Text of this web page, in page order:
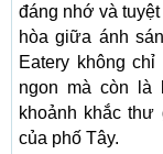
đáng nhớ và
hòa giữa ánh
Eatery không
ngon mà còn là
khoảnh khắc
của phố Tây.